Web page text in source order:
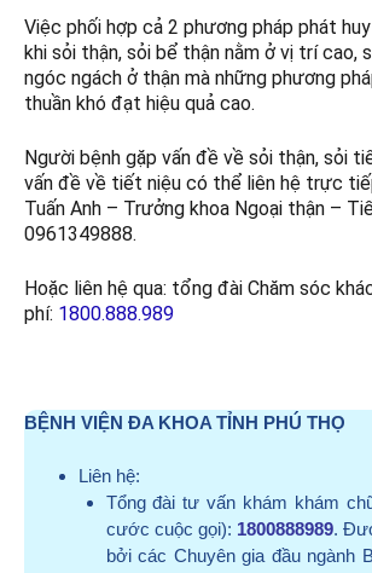
Việc phối hợp cả 2 phương pháp phát
khi sỏi thận, sỏi bể thận nằm ở vị trí cao,
ngóc ngách ở thận mà những phương
thuần khó đạt hiệu quả cao.
Người bệnh gặp vấn đề về sỏi thận, sỏi
vấn đề về tiết niệu có thể liên hệ trực
Tuấn Anh – Trưởng khoa Ngoại thận –
0961349888.
Hoặc liên hệ qua: tổng đài Chăm sóc
phí: 1800.888.989
BỆNH VIỆN ĐA KHOA TỈNH PHÚ THỌ
Liên hệ:
Tổng đài tư vấn khám khám
cước cuộc gọi): 1800888989.
bởi các Chuyên gia đầu ngành